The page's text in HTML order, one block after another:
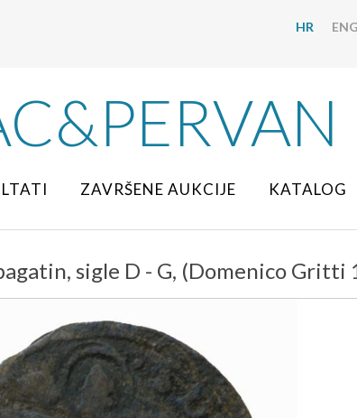
HR ENG
ZAVRŠENE AUKCIJE KATALOG
sigle D - G, (Domenico Gritti